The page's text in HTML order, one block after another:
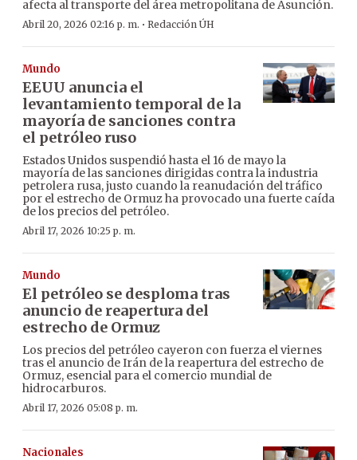
afecta al transporte del área metropolitana de Asunción.
Abril 20, 2026 02:16 p. m. · Redacción ÚH
Mundo
EEUU anuncia el
levantamiento temporal de la
mayoría de sanciones contra
el petróleo ruso
Estados Unidos suspendió hasta el 16 de mayo la
mayoría de las sanciones dirigidas contra la industria
petrolera rusa, justo cuando la reanudación del tráfico
por el estrecho de Ormuz ha provocado una fuerte caída
de los precios del petróleo.
Abril 17, 2026 10:25 p. m.
Mundo
El petróleo se desploma tras
anuncio de reapertura del
estrecho de Ormuz
Los precios del petróleo cayeron con fuerza el viernes
tras el anuncio de Irán de la reapertura del estrecho de
Ormuz, esencial para el comercio mundial de
hidrocarburos.
Abril 17, 2026 05:08 p. m.
Nacionales